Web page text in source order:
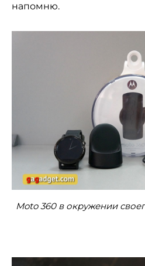
напомню.
Moto 360 в окружении